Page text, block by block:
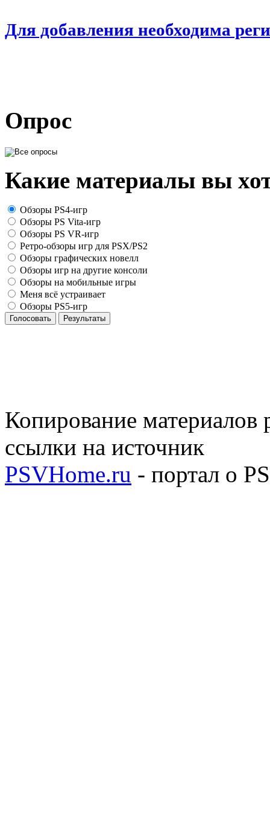
Для добавления необходима
Опрос
Какие материалы вы
Обзоры PS4-игр
Обзоры PS Vita-игр
Обзоры PS VR-игр
Ретро-обзоры игр для PSX/PS2
Обзоры графических новелл
Обзоры игр на другие консоли
Обзоры на мобильные игры
Меня всё устраивает
Обзоры PS5-игр
Голосовать Результаты
Копирование материалов
ссылки на источник
PSVHome.ru - портал о